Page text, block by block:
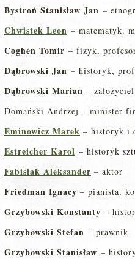
Bystroń Stanisław Jan –
Chwistek Leon – matematyk.
Coghen Tomir – fizyk,
Dąbrowski Jan – historyk,
Dąbrowski Marian –
Domański Andrzej – minister
Eminowicz Marek – historyk i
Estreicher Karol – historyk
Fabisiak Aleksander – aktor
Friedman Ignacy – pianista,
Grzybowski Konstanty –
Grzybowski Stefan – prawnik
Grzybowski Stanisław –